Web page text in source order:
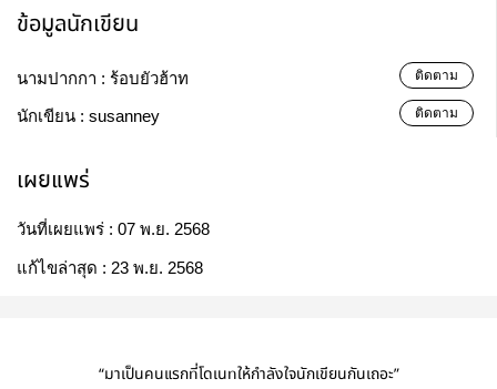
ข้อมูลนักเขียน
นามปากกา : ร้อบยัวฮ้าท ติดตาม
นักเขียน : susanney ติดตาม
เผยแพร่
วันที่เผยแพร่ : 07 พ.ย. 2568
แก้ไขล่าสุด : 23 พ.ย. 2568
“มาเป็นคนแรกที่โดเนทให้กำลังใจนักเขียนกันเถอะ”